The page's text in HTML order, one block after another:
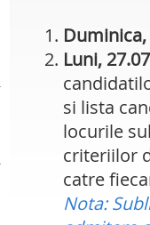
Luni,
si lista
locurile
criteriilor
catre
Nota: